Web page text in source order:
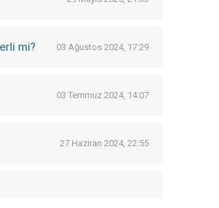
mi? 03 Ağustos 2024, 17:29
03 Temmuz 2024, 14:07
27 Haziran 2024, 22:55